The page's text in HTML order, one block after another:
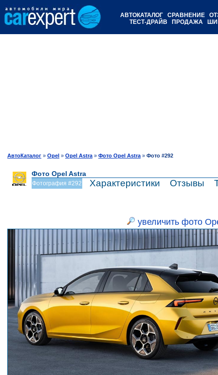
АВТОКАТАЛОГ СРАВНЕНИЕ
ТЕСТ-ДРАЙВ
ПРОДАЖА
АвтоКаталог » Opel » Opel Astra » Фото Opel Astra » Фото #292
Фото Opel Astra
Фотография #292 Характеристики Отзывы
увеличить фото